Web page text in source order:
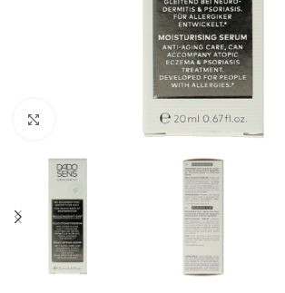
Klik om te vergroten